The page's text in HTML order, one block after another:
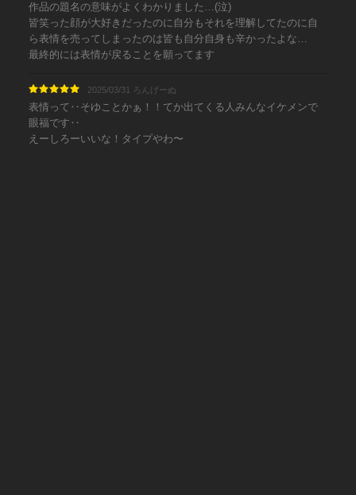
作品の題名の意味がよくわかりました…(泣)
皆笑った顔が大好きだったのに自分もそれを理解してたのに自
ら表情を売ってしまったのは皆も自分自身も辛かったよな…
最終的には表情が戻ることを願ってます
2025/03/31 ろんげーぬ
表情って‥そゆことかぁ！！てか出てくる人みんなイケメンで
眼福です‥
えーしろーいいな！タイプやわ〜